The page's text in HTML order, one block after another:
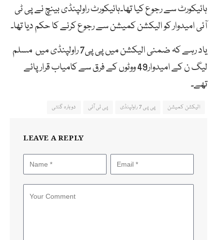
ہائیکورٹ سے رجوع کیا تھا۔ہائیکورٹ راولپنڈی بینچ نے پی ٹی
آئی امیدوار کو الیکشن کمیشن سے رجوع کرنے کا حکم دیا تھا۔
یاد رہے کہ ضمنی الیکشن میں پی پی7 راولپنڈی میں مسلم
لیگ ن کے امیدوار49 ووٹوں کے فرق سے کامیاب قرار پائے
تھے۔
الیکشن کمیشن پی پی 7 راولپنڈی پی ٹی آئی دوبارہ گنتی
LEAVE A REPLY